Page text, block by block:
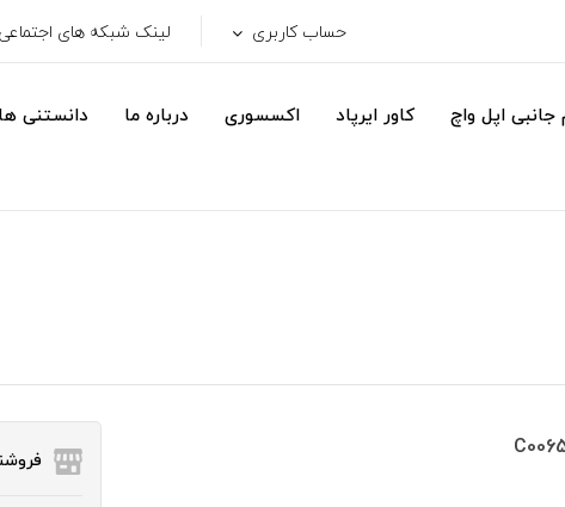
حساب کاربری لینک شبکه های اجتماعی
جانبی اپل واچ کاور ایرپاد اکسسوری درباره ما دانستنی ها